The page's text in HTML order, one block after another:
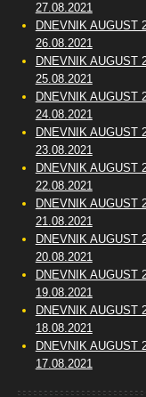
27.08.2021
DNEVNIK AUGUST
26.08.2021
DNEVNIK AUGUST
25.08.2021
DNEVNIK AUGUST
24.08.2021
DNEVNIK AUGUST
23.08.2021
DNEVNIK AUGUST
22.08.2021
DNEVNIK AUGUST
21.08.2021
DNEVNIK AUGUST
20.08.2021
DNEVNIK AUGUST
19.08.2021
DNEVNIK AUGUST
18.08.2021
DNEVNIK AUGUST
17.08.2021